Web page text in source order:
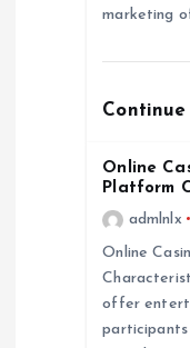
marketing
Online
Platform
admlnlx
Online
offer
participants